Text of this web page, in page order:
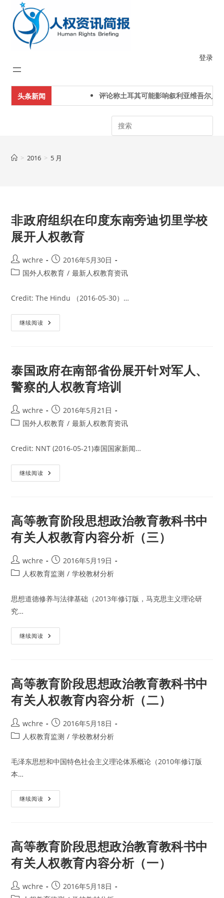
content
登录
头条新闻 评论称土耳其可能影响叙利亚维吾尔人下
Search
> 2016 > 5 月
非政府组织在印度东南旁迪切里学校
展开人权教育
Post
author:
wchre
Post
published:
2016年5月30日
Post国外人权教育 / 最新人权教育资讯
Credit: The Hindu （2016-05-30）…
继续阅读 非
政
印
度
东
南
旁
里
学
校
人
教
育
泰国政府在南部省份展开针对军人、
警察的人权教育培训
Post
author:
wchre
Post
published:
2016年5月21日
Post国外人权教育 / 最新人权教育资讯
Credit: NNT (2016-05-21)泰国国家新闻…
继续阅读 泰
国
部
省
份
展
开
军
人、
警
人
培
训
高等教育阶段思想政治教育教科书中
有关人权教育内容分析（三）
Post
author:
wchre
Post
published:
2016年5月19日
Post人权教育监测 / 学校教材分析
思想道德修养与法律基础（2013年修订版，马克思主义理论研
究…
继续阅读 高
等
思
想
政
治
教
科
书
中
人
内
容
分
高等教育阶段思想政治教育教科书中
有关人权教育内容分析（二）
Post
author:
wchre
Post
published:
2016年5月18日
Post人权教育监测 / 学校教材分析
毛泽东思想和中国特色社会主义理论体系概论（2010年修订版
本…
继续阅读 高
等
思
想
政
治
教
科
高等教育阶段思想政治教育教科书中
有关人权教育内容分析（一）
Post
author:
wchre
Post
published:
2016年5月18日